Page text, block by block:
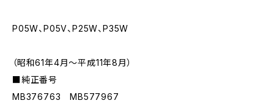
P05W、P05V、P25W、P35W
（昭和61年4月〜平成11年8月）
■純正番号
MB376763 MB577967